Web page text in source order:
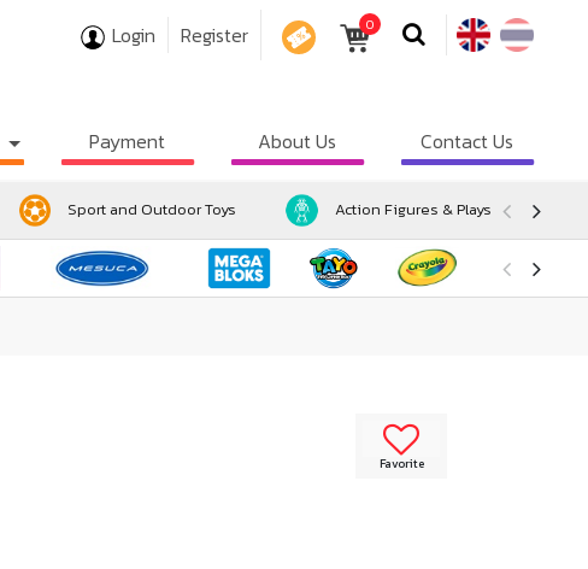
Login Register 0
Payment About Us Contact Us
Sport and Outdoor Toys Action Figures & Playsets
Favorite